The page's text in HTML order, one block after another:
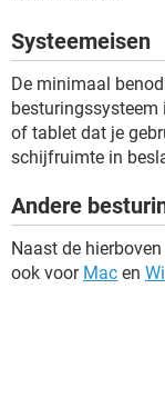
Systeemeisen
De minimaal
of tablet dat je
schijfruimte in
Andere
Naast de
ook voor Mac en